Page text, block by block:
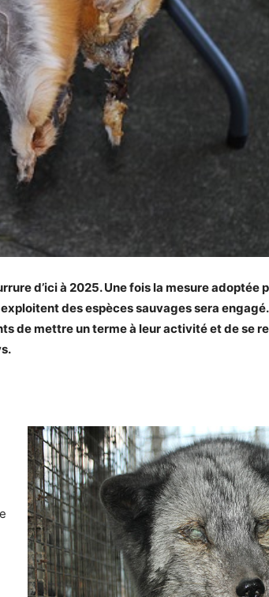
d’ici à 2025. Une fois la mesure adoptée
des espèces sauvages sera
de mettre un terme à leur activité et de se